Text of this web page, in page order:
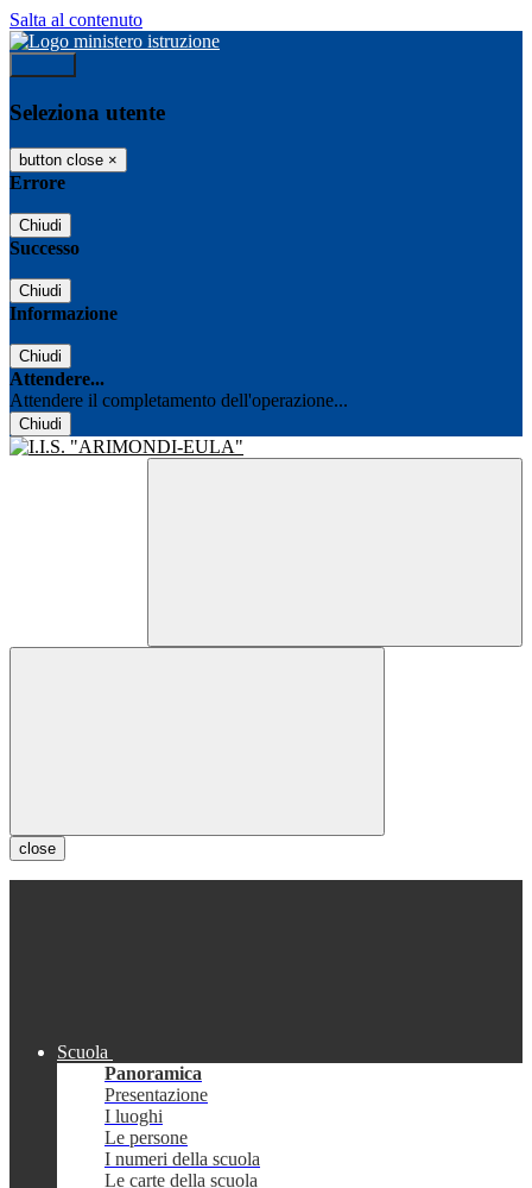
Salta al contenuto
Seleziona utente
button close ×
Errore
Chiudi
Successo
Chiudi
Informazione
Chiudi
Attendere...
Attendere il completamento dell'operazione...
Chiudi
close
Scuola
Panoramica
Presentazione
I luoghi
Le persone
I numeri della scuola
Le carte della scuola